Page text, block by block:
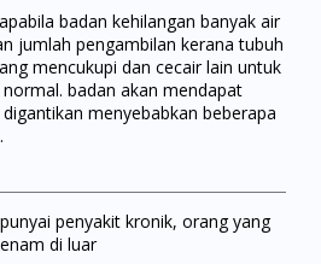
badan kehilangan banyak air
jumlah pengambilan kerana tubuh
mencukupi dan cecair lain untuk
badan akan mendapat
menyebabkan beberapa
penyakit kronik, orang yang
di luar